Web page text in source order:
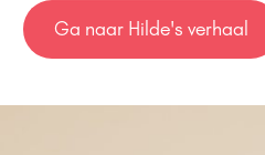
Ga naar Hilde's verhaal